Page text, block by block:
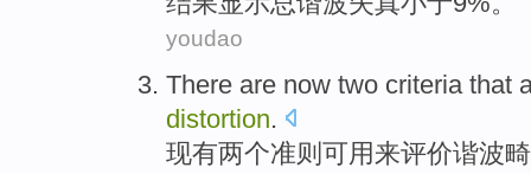
youdao
There are now two criteria that
distortion.
现有两个准则 可用 来评价谐波